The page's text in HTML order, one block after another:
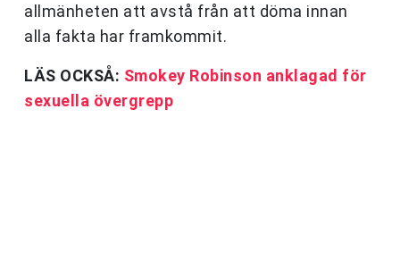
allmänheten att avstå från att döma innan
alla fakta har framkommit.
LÄS OCKSÅ: Smokey Robinson anklagad för
sexuella övergrepp